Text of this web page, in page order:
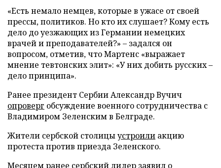
«Есть немало немцев, которые в ужасе от своей
прессы, политиков. Но кто их слушает? Кому есть
дело до уезжающих из Германии немецких
врачей и преподавателей?» – задался он
вопросом, отметив, что Мартенс «выражает
мнение тевтонских элит»: «У них добить русских –
дело принципа».
Ранее президент Сербии Александр Вучич
опроверг обсуждение военного сотрудничества с
Владимиром Зеленским в Белграде.
Жители сербской столицыустроили акцию
протеста против приезда Зеленского.
Месяцем ранее сербский лидер заявил о